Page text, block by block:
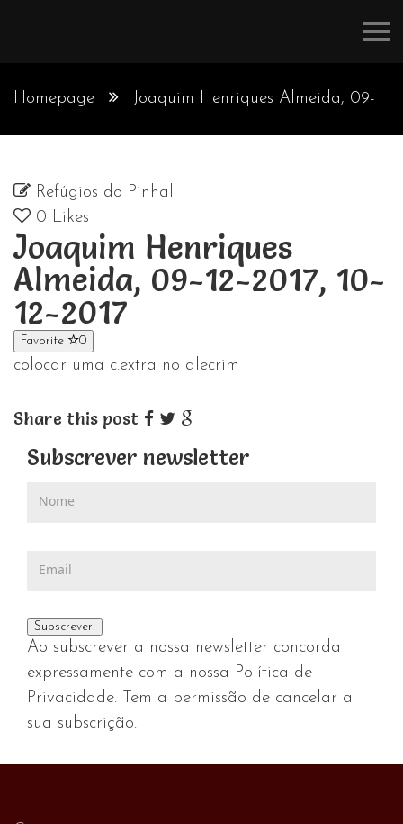
Homepage Joaquim Henriques Almeida, 09-
Refúgios do Pinhal
0 Likes
Joaquim Henriques
Almeida, 09-12-2017, 10-
12-2017
Favorite 0
colocar uma c.extra no alecrim
Share this post
Subscrever newsletter
Ao subscrever a nossa newsletter concorda
expressamente com a nossa Política de
Privacidade. Tem a permissão de cancelar a
sua subscrição.